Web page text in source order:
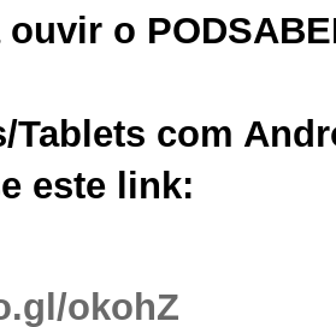
o
Tablets com
este link:
okohZ